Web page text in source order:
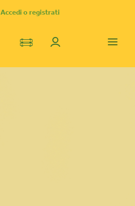
Accedi o registrati